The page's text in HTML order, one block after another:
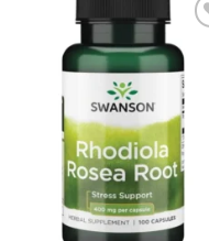
adás